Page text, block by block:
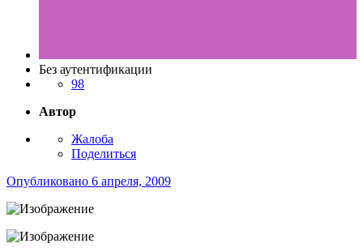
Без аутентификации
98
Автор
Жалоба
Поделиться
Опубликовано 6 апреля, 2009